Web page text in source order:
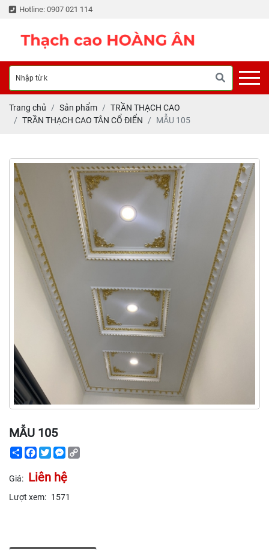
Hotline: 0907 021 114
Trang chủ Sản phẩm
TRẦN THẠCH CAO
TRẦN THẠCH CAO TÂN CỔ ĐIỂN
MẪU 105
MẪU 105
ShareFacebook
TwitterMessenger
Giá: Liên hệ
Lượt xem: 1571